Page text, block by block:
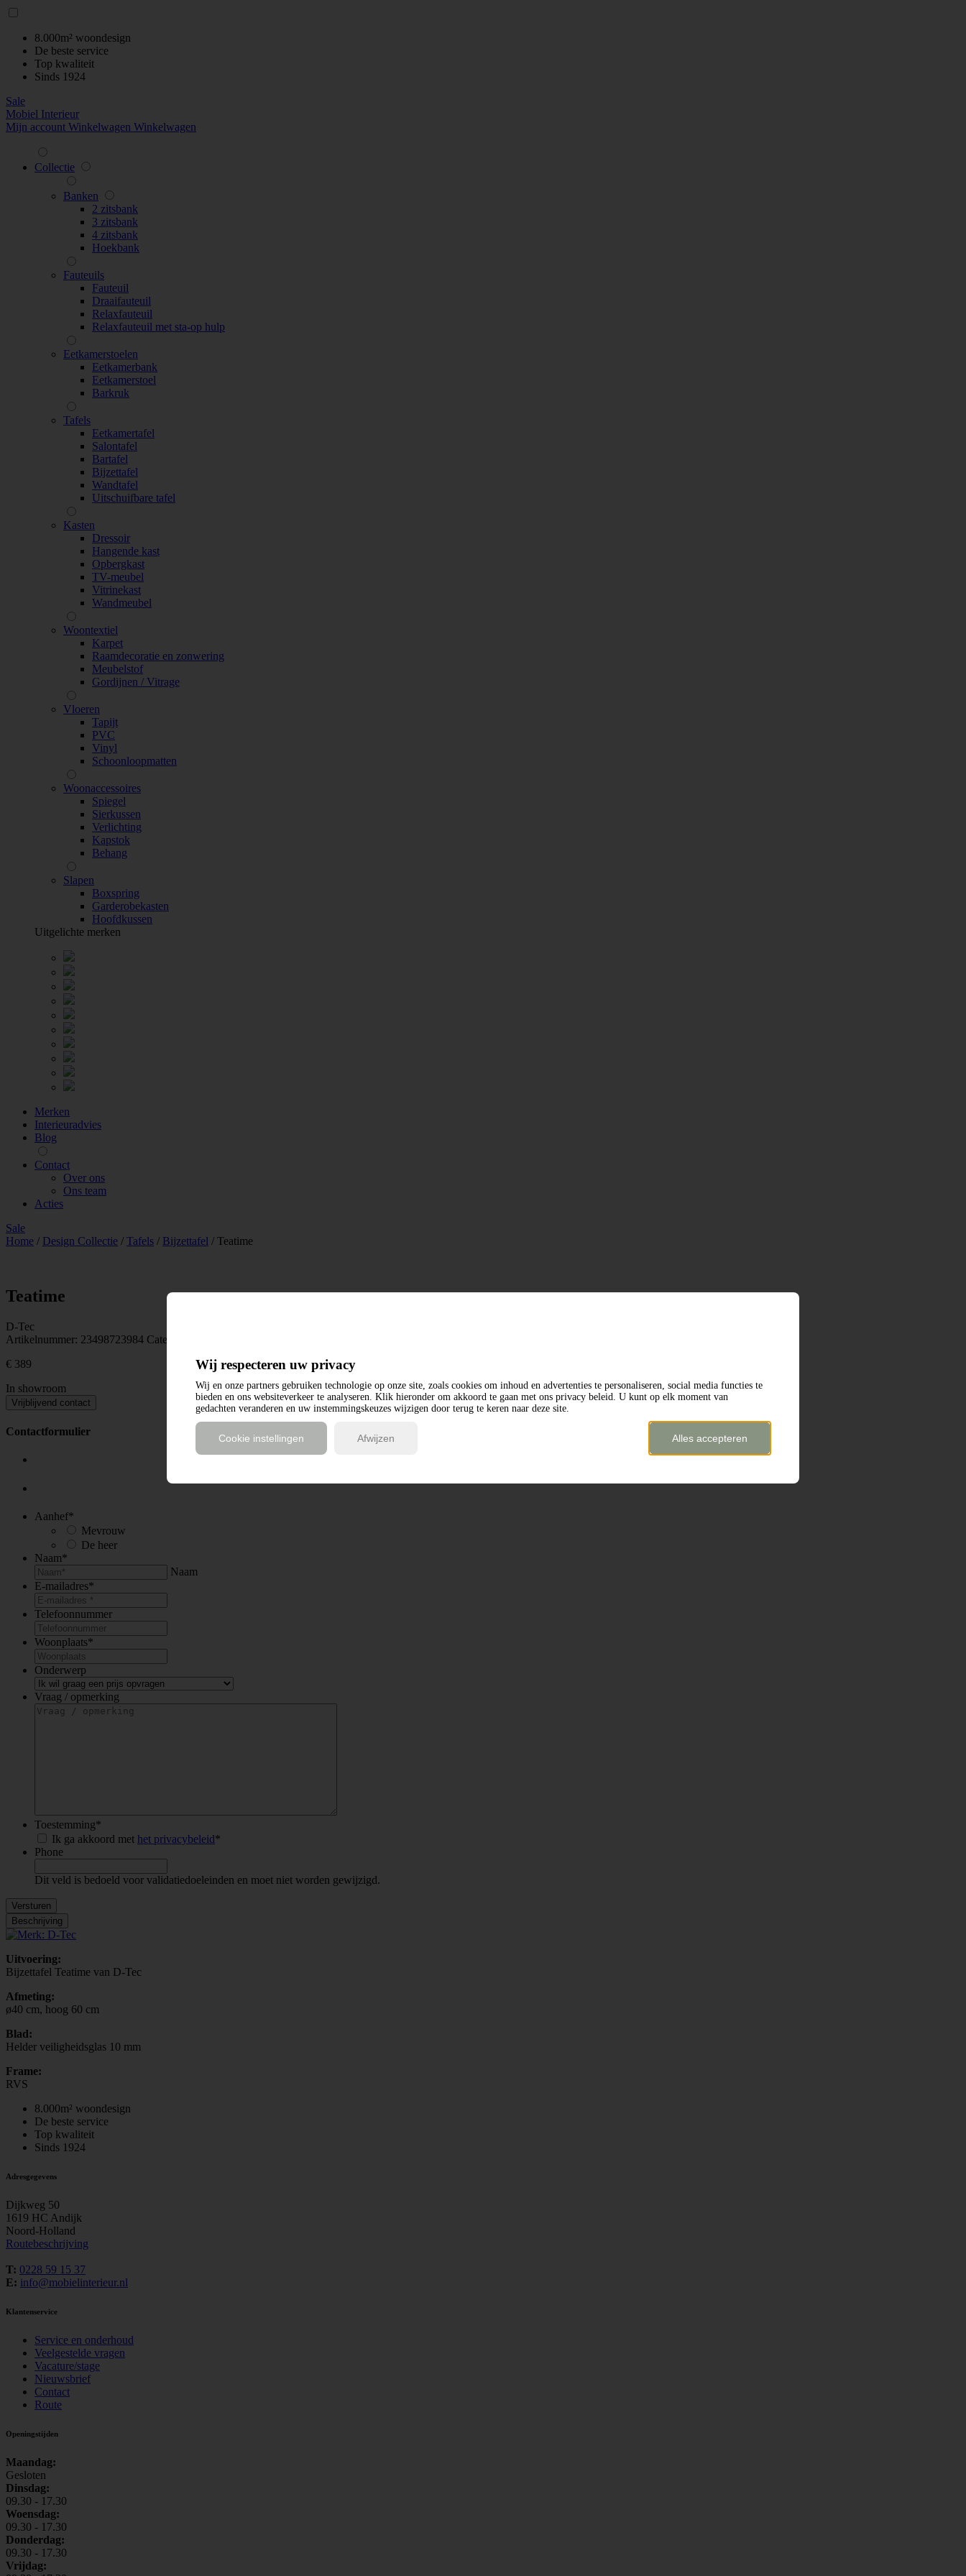
8.000m² woondesign
De beste service
Top kwaliteit
Sinds 1924
Sale
Mobiel Interieur
Mijn account Winkelwagen Winkelwagen
Collectie
Banken
2 zitsbank
3 zitsbank
4 zitsbank
Hoekbank
Fauteuils
Fauteuil
Draaifauteuil
Relaxfauteuil
Relaxfauteuil met sta-op hulp
Eetkamerstoelen
Eetkamerbank
Eetkamerstoel
Barkruk
Tafels
Eetkamertafel
Salontafel
Bartafel
Bijzettafel
Wandtafel
Uitschuifbare tafel
Kasten
Dressoir
Hangende kast
Opbergkast
TV-meubel
Vitrinekast
Wandmeubel
Woontextiel
Karpet
Raamdecoratie en zonwering
Meubelstof
Gordijnen / Vitrage
Vloeren
Tapijt
PVC
Vinyl
Schoonloopmatten
Woonaccessoires
Spiegel
Sierkussen
Verlichting
Kapstok
Behang
Slapen
Boxspring
Garderobekasten
Hoofdkussen
Uitgelichte merken
Merken
Interieuradvies
Blog
Contact
Over ons
Ons team
Acties
Sale
Home / Design Collectie / Tafels / Bijzettafel / Teatime
Teatime
D-Tec
Artikelnummer: 23498723984 Categorieën:
€ 389
In showroom
Vrijblijvend contact
Contactformulier
Aanhef*
Mevrouw
De heer
Naam*
Naam
E-mailadres*
Telefoonnummer
Woonplaats*
Onderwerp
Vraag / opmerking
Toestemming*
Ik ga akkoord met het privacybeleid*
Phone
Dit veld is bedoeld voor validatiedoeleinden en moet niet worden gewijzigd.
Versturen
Beschrijving
Uitvoering:
Bijzettafel Teatime van D-Tec
Afmeting:
ø40 cm, hoog 60 cm
Blad:
Helder veiligheidsglas 10 mm
Frame:
RVS
8.000m² woondesign
De beste service
Top kwaliteit
Sinds 1924
Adresgegevens
Dijkweg 50
1619 HC Andijk
Noord-Holland
Routebeschrijving
T: 0228 59 15 37
E: info@mobielinterieur.nl
Klantenservice
Service en onderhoud
Veelgestelde vragen
Vacature/stage
Nieuwsbrief
Contact
Route
Openingstijden
Maandag:
Gesloten
Dinsdag:
09.30 - 17.30
Woensdag:
09.30 - 17.30
Donderdag:
09.30 - 17.30
Vrijdag:
Wij respecteren uw privacy
Wij en onze partners gebruiken technologie op onze site, zoals cookies om inhoud en advertenties te personaliseren, social media functies te
bieden en ons websiteverkeer te analyseren. Klik hieronder om akkoord te gaan met ons privacy beleid. U kunt op elk moment van
gedachten veranderen en uw instemmingskeuzes wijzigen door terug te keren naar deze site.
Alles accepteren
Cookie instellingen Afwijzen